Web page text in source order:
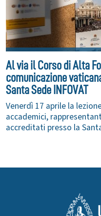
Al via il Corso di Alta
comunicazione
Santa Sede INFOVAT
Venerdì 17 aprile la
accademici,
accreditati presso la